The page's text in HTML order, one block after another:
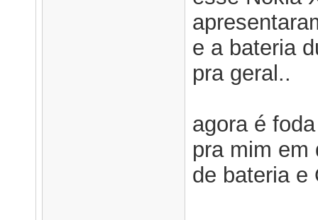
e a bateria
pra geral..
agora é
pra mim em
de bateria e